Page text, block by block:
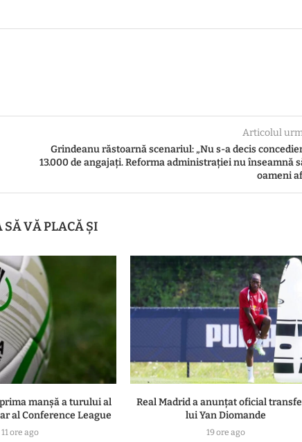
Articolul
Grindeanu răstoarnă scenariul: „Nu s-a decis
13.000 de angajați. Reforma administrației nu înseamnă
oameni
SĂ VĂ PLACĂ ȘI
manşă a turului al
al Conference League
11 ore ago
Real Madrid a anunțat oficial
lui Yan Diomande
19 ore ago